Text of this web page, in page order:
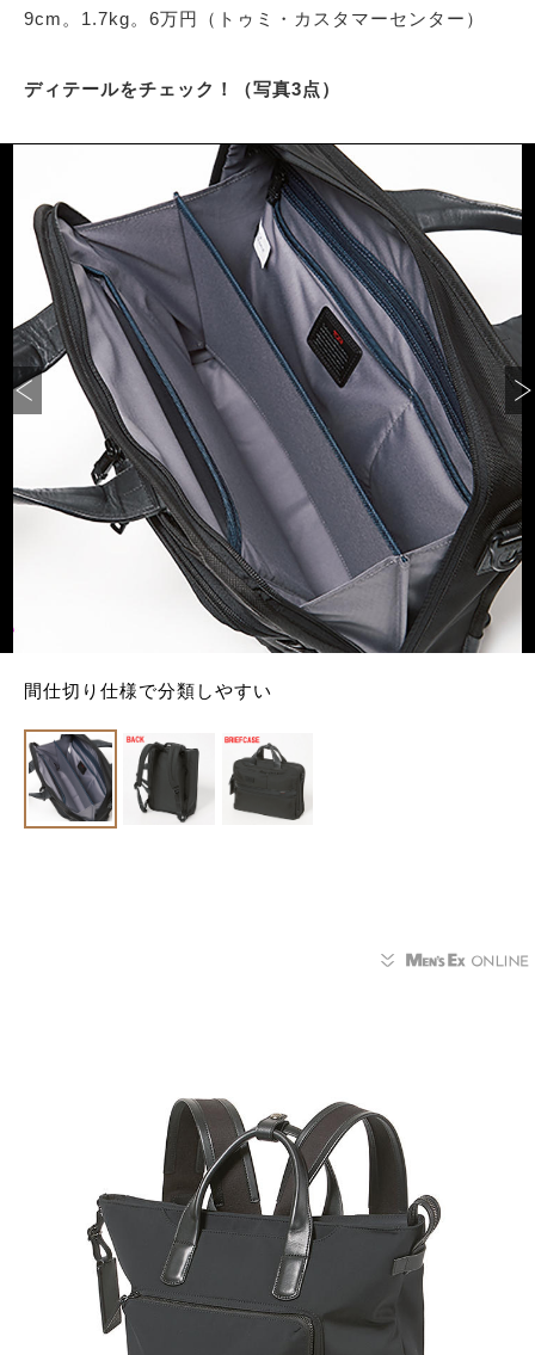
9cm。1.7kg。6万円（トゥミ・カスタマーセンター）
ディテールをチェック！（写真3点）
間仕切り仕様で分類しやすい